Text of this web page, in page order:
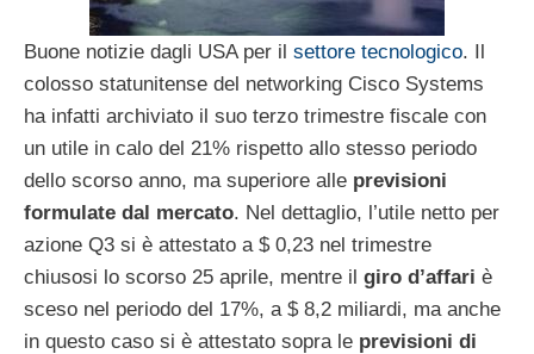
Buone notizie dagli USA per il settore tecnologico. Il
colosso statunitense del networking Cisco Systems
ha infatti archiviato il suo terzo trimestre fiscale con
un utile in calo del 21% rispetto allo stesso periodo
dello scorso anno, ma superiore alle previsioni
formulate dal mercato. Nel dettaglio, l’utile netto per
azione Q3 si è attestato a $ 0,23 nel trimestre
chiusosi lo scorso 25 aprile, mentre il giro d’affari è
sceso nel periodo del 17%, a $ 8,2 miliardi, ma anche
in questo caso si è attestato sopra le previsioni di